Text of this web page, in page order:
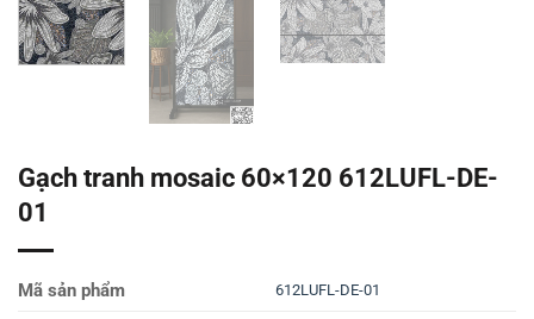
Gạch tranh mosaic 60×120 612LUFL-DE-
01
Mã sản phẩm 612LUFL-DE-01